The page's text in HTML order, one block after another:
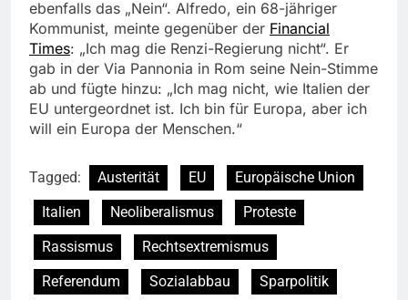
ebenfalls das „Nein“. Alfredo, ein 68-jähriger
Kommunist, meinte gegenüber der Financial
Times: „Ich mag die Renzi-Regierung nicht“. Er
gab in der Via Pannonia in Rom seine Nein-Stimme
ab und fügte hinzu: „Ich mag nicht, wie Italien der
EU untergeordnet ist. Ich bin für Europa, aber ich
will ein Europa der Menschen.“
Tagged: Austerität EU
Europäische Union
Italien
Neoliberalismus
Proteste
Rassismus
Rechtsextremismus
Referendum
Sozialabbau Sparpolitik